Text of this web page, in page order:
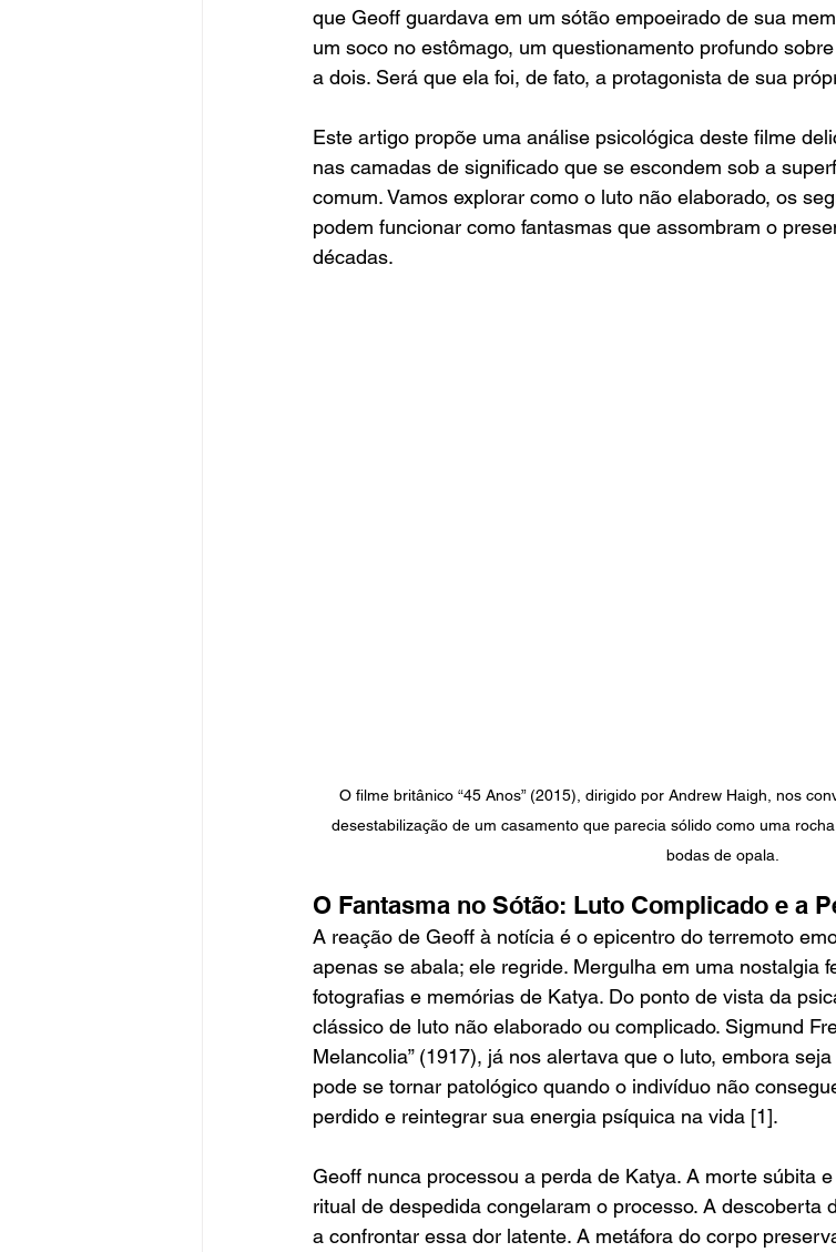
que Geoff guardava em um sótão empoeirado de sua
um soco no estômago, um questionamento profundo
a dois. Será que ela foi, de fato, a protagonista de sua
Este artigo propõe uma análise psicológica deste filme
nas camadas de significado que se escondem sob a
comum. Vamos explorar como o luto não elaborado, os
podem funcionar como fantasmas que assombram o
décadas.
O filme britânico “45 Anos” (2015), dirigido por Andrew Haigh, nos
desestabilização de um casamento que parecia sólido como uma
bodas de opala.
O Fantasma no Sótão: Luto Complicado e a
A reação de Geoff à notícia é o epicentro do terremoto
apenas se abala; ele regride. Mergulha em uma nostalgia
fotografias e memórias de Katya. Do ponto de vista da
clássico de luto não elaborado ou complicado. Sigmund
Melancolia” (1917), já nos alertava que o luto, embora
pode se tornar patológico quando o indivíduo não
perdido e reintegrar sua energia psíquica na vida [1].
Geoff nunca processou a perda de Katya. A morte súbita
ritual de despedida congelaram o processo. A descoberta
a confrontar essa dor latente. A metáfora do corpo